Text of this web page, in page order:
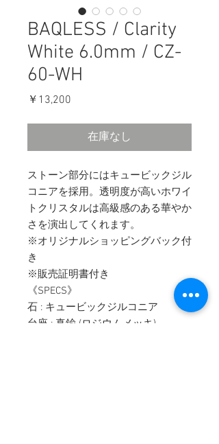
BAQLESS / Clarity
White 6.0mm / CZ-
60-WH
￥13,200
在庫なし
ストーン部分にはキュービックジル
コニアを採用。透明度が高いホワイ
トクリスタルは高級感のある華やか
さを演出してくれます。
※オリジナルショッピングバック付
き
※販売証明書付き
《SPECS》
石 : キュービックジルコニア
台座 : 真鍮 (ロジウムメッキ)